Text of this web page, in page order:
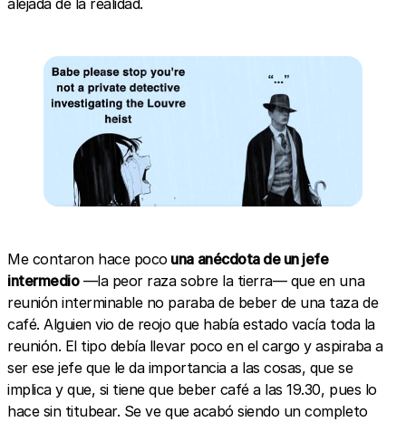
alejada de la realidad.
Me contaron hace poco una anécdota de un jefe
intermedio—la peor raza sobre la tierra— que en una
reunión interminable no paraba de beber de una taza de
café. Alguien vio de reojo que había estado vacía toda la
reunión. El tipo debía llevar poco en el cargo y aspiraba a
ser ese jefe que le da importancia a las cosas, que se
implica y que, si tiene que beber café a las 19.30, pues lo
hace sin titubear. Se ve que acabó siendo un completo